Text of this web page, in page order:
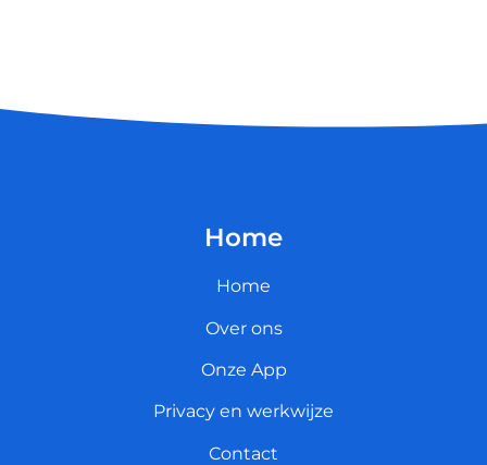
Home
Home
Over ons
Onze App
Privacy en werkwijze
Contact